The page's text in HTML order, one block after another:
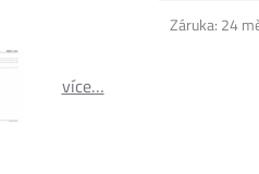
více…
Záruka: 24